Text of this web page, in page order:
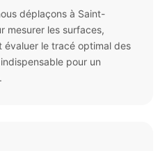
déplaçons à Saint-
mesurer les surfaces,
évaluer le tracé optimal des
pour un